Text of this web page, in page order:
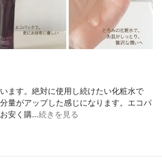
ます。絶対に使用し続けたい化粧水で
量がアップした感じになります。エコパ
安く購…続きを見る